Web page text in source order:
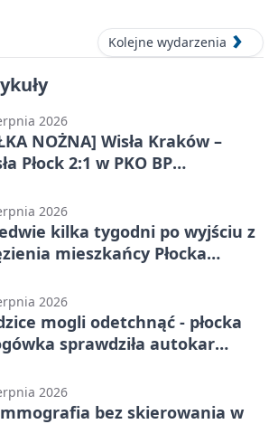
Kolejne wydarzenia
2026
NOŻNA] Wisła Kraków –
Płock 2:1 w PKO BP
mecz przed przerwą
2026
kilka tygodni po wyjściu z
mieszkańcy Płocka
2026
mogli odetchnąć - płocka
sprawdziła autokar
2026
bez skierowania w